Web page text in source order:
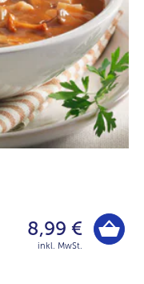
8,99 €
inkl. MwSt.